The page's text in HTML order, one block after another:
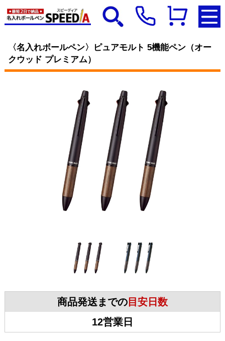
〈名入れボールペン〉ピュアモルト 5機能ペン（オー
クウッド プレミアム）
商品発送までの 目安日数
12営業日